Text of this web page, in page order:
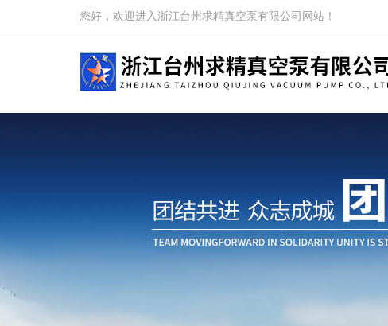
您好，欢迎进入浙江台州求精真空泵有限公司网站！